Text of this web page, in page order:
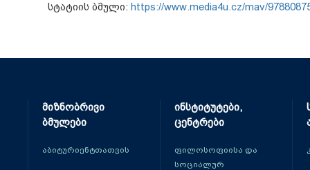
სტატიის ბმული: https://www.media4u.cz/mav/
მიზნობრივი
ბმულები
აბიტურიენტთათვის
ინსტიტუტები,
ცენტრები
ფილოსოფიისა და
სოციალურ